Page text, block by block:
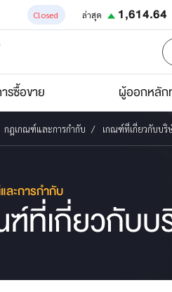
Closed ล่าสุด 1,614.64
รซื้อขาย ผู้ออกหลั
กฎเกณฑ์และการกำกับ เกณฑ์ที่เกี่ยวกับบริ
ะการกำกับ
ที่เกี่ยวกับ